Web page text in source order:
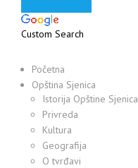
Custom Search
Početna
Opština Sjenica
Istorija Opštine Sjenica
Privreda
Kultura
Geografija
O tvrđavi